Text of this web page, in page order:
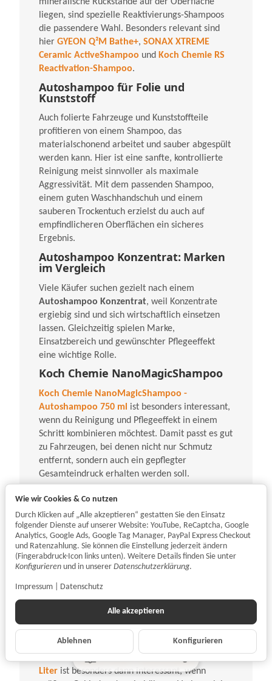
liegen, sind spezielle Reaktivierungs-Shampoos
die passendere Wahl. Besonders relevant sind
hier GYEON Q²M Bathe+, SONAX XTREME
Ceramic ActiveShampoo und Koch Chemie RS
Reactivation-Shampoo.
Autoshampoo für Folie und
Kunststoff
Auch folierte Fahrzeuge und Kunststoffteile
profitieren von einem Shampoo, das
materialschonend arbeitet und sauber abgespült
werden kann. Hier ist eine sanfte, kontrollierte
Reinigung meist sinnvoller als maximale
Aggressivität. Mit dem passenden Shampoo,
einem guten Waschhandschuh und einem
sauberen Trockentuch erzielst du auch auf
empfindlicheren Oberflächen ein sicheres
Ergebnis.
Autoshampoo Konzentrat: Marken
im Vergleich
Viele Käufer suchen gezielt nach einem
Autoshampoo Konzentrat, weil Konzentrate
ergiebig sind und sich wirtschaftlich einsetzen
lassen. Gleichzeitig spielen Marke,
Einsatzbereich und gewünschter Pflegeeffekt
eine wichtige Rolle.
Koch Chemie NanoMagicShampoo
Koch Chemie NanoMagicShampoo -
Autoshampoo 750 ml ist besonders interessant,
wenn du Reinigung und Pflegeeffekt in einem
Schritt kombinieren möchtest. Damit passt es gut
zu Fahrzeugen, bei denen nicht nur Schmutz
entfernt, sondern auch ein gepflegter
Gesamteindruck erhalten werden soll.
Kärcher Autoshampoo RM 619
Wenn du gezielt nach einer bekannten Lösung
für die Fahrzeugwäsche suchst, istKärcher
Autoshampoo RM 619 eine relevante
Markenanfrage innerhalb des Themenfelds. In
der Kategorie Autoshampoo stehen bei
Fokus, die auf Handwäsche, Lackschutz und die
gezielte Pflege moderner Oberflächen
TUGA Chemie Shampoo-Teufel
Liter ist besonders dann interessant, wenn
Alle akzeptieren
Ablehnen Konfigurieren
Wie wir Cookies & Co nutzen
Durch Klicken auf „Alle akzeptieren“ gestatten Sie den Einsatz
folgender Dienste auf unserer Website: YouTube, ReCaptcha, Google
Analytics, Google Ads, Google Tag Manager, PayPal Express Checkout
und Ratenzahlung. Sie können die Einstellung jederzeit ändern
(Fingerabdruck-Icon links unten). Weitere Details finden Sie unter
Konfigurieren und in unserer Datenschutzerklärung.
Impressum Datenschutz